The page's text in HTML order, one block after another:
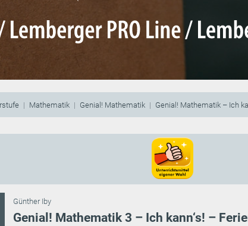
Mathematik Genial! Mathematik Genial! Mathematik – Ich
Günther Iby
Genial! Mathematik 3 – Ich kann‘s! –